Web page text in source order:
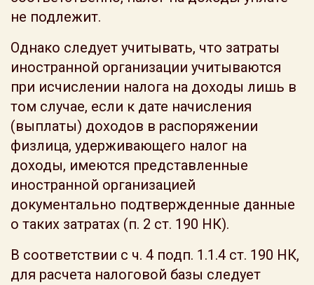
не подлежит.
Однако следует учитывать, что затраты
иностранной организации учитываются
при исчислении налога на доходы лишь в
том случае, если к дате начисления
(выплаты) доходов в распоряжении
физлица, удерживающего налог на
доходы, имеются представленные
иностранной организацией
документально подтвержденные данные
о таких затратах (п. 2 ст. 190 НК).
В соответствии с ч. 4 подп. 1.1.4 ст. 190 НК,
для расчета налоговой базы следует